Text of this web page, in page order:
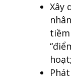
Xây
hoạt;